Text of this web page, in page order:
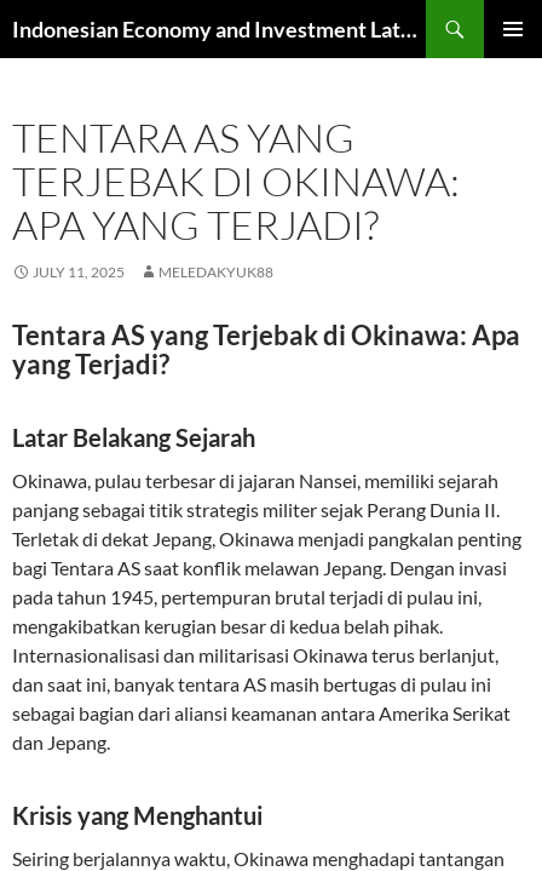
to
Indonesian Economy and Investment Latest News
TENTARA AS YANG
TERJEBAK DI OKINAWA:
APA YANG TERJADI?
JULY 11, 2025 MELEDAKYUK88
Tentara AS yang Terjebak di Okinawa: Apa
yang Terjadi?
Latar Belakang Sejarah
Okinawa, pulau terbesar di jajaran Nansei, memiliki sejarah
panjang sebagai titik strategis militer sejak Perang Dunia II.
Terletak di dekat Jepang, Okinawa menjadi pangkalan penting
bagi Tentara AS saat konflik melawan Jepang. Dengan invasi
pada tahun 1945, pertempuran brutal terjadi di pulau ini,
mengakibatkan kerugian besar di kedua belah pihak.
Internasionalisasi dan militarisasi Okinawa terus berlanjut,
dan saat ini, banyak tentara AS masih bertugas di pulau ini
sebagai bagian dari aliansi keamanan antara Amerika Serikat
dan Jepang.
Krisis yang Menghantui
Seiring berjalannya waktu, Okinawa menghadapi tantangan